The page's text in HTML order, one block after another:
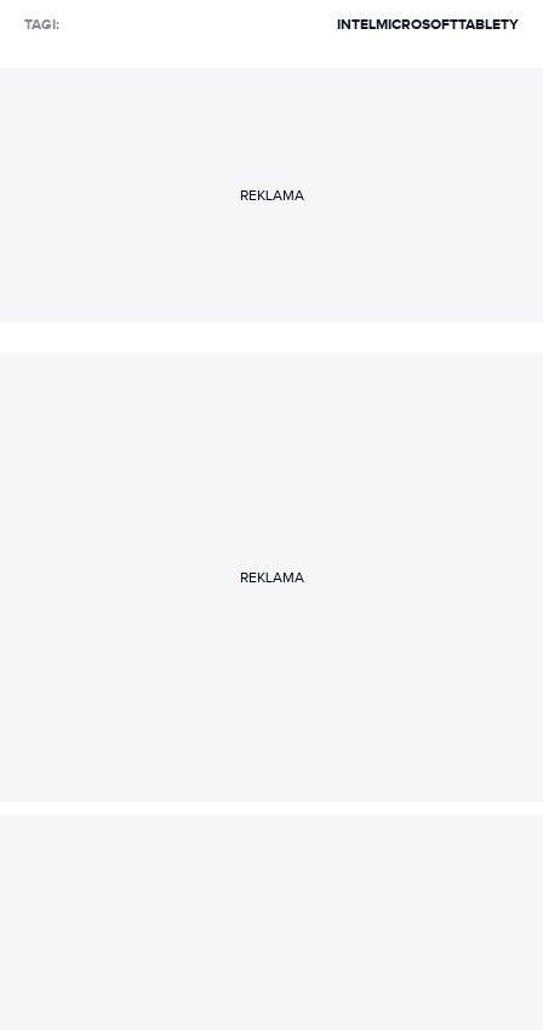
TAGI: INTELMICROSOFTTABLETY
REKLAMA
REKLAMA